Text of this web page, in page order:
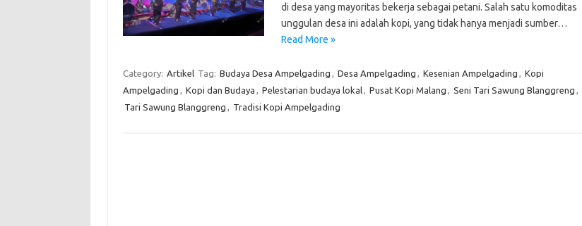
di desa yang mayoritas bekerja sebagai petani. Salah satu komoditas
unggulan desa ini adalah kopi, yang tidak hanya menjadi sumber…
Read More »
Category: Artikel Tag: Budaya Desa Ampelgading Desa Ampelgading Kesenian Ampelgading
Kopi
Ampelgading
Kopi dan Budaya Pelestarian budaya lokal Pusat Kopi Malang Seni Tari Sawung Blanggreng
Tari Sawung Blanggreng
Tradisi Kopi Ampelgading